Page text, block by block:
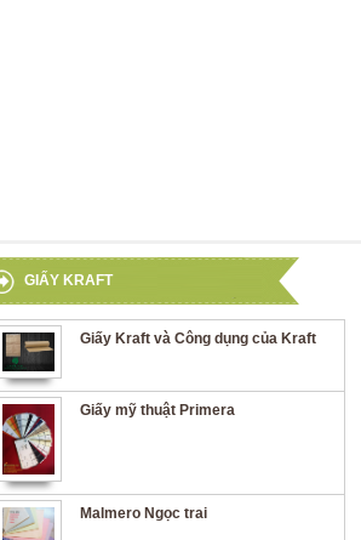
GIẤY KRAFT
Giấy Kraft và Công dụng của Kraft
Giấy mỹ thuật Primera
Malmero Ngọc trai